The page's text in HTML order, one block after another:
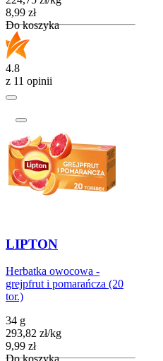
Cena
8,99 zł
Do koszyka
4.8
z 11 opinii
LIPTON
Herbatka owocowa -
grejpfrut i pomarańcza (20
tor.)
34 g
293,82 zł/kg
Cena
9,99 zł